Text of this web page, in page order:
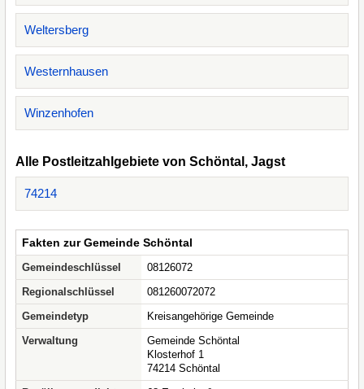
Weltersberg
Westernhausen
Winzenhofen
Alle Postleitzahlgebiete von Schöntal, Jagst
74214
Fakten zur Gemeinde Schöntal
Gemeindeschlüssel
08126072
Regionalschlüssel
081260072072
Gemeindetyp
Kreisangehörige Gemeinde
Verwaltung
Gemeinde Schöntal
Klosterhof 1
74214 Schöntal